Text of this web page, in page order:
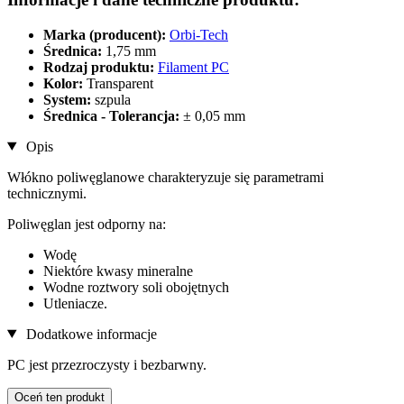
Marka (producent): Orbi-Tech
Średnica: 1,75 mm
Rodzaj produktu: Filament PC
Kolor: Transparent
System: szpula
Średnica - Tolerancja: ± 0,05 mm
Opis
Włókno poliwęglanowe charakteryzuje się parametrami
technicznymi.
Poliwęglan jest odporny na:
Wodę
Niektóre kwasy mineralne
Wodne roztwory soli obojętnych
Utleniacze.
Dodatkowe informacje
PC jest przezroczysty i bezbarwny.
Oceń ten produkt